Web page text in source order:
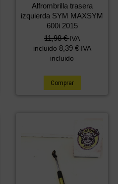
Alfrombrilla trasera
izquierda SYM MAXSYM
600i 2015
11,98€ IVA
incluido 8,39 € IVA
incluido
Comprar